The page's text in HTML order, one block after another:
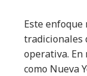
Este enfoque
tradicionales
operativa. En
como Nueva